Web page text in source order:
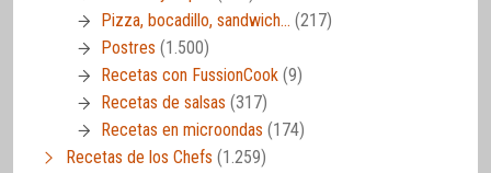
Pizza, bocadillo, sandwich… (217)
Postres (1.500)
Recetas con FussionCook (9)
Recetas de salsas (317)
Recetas en microondas (174)
Recetas de los Chefs (1.259)